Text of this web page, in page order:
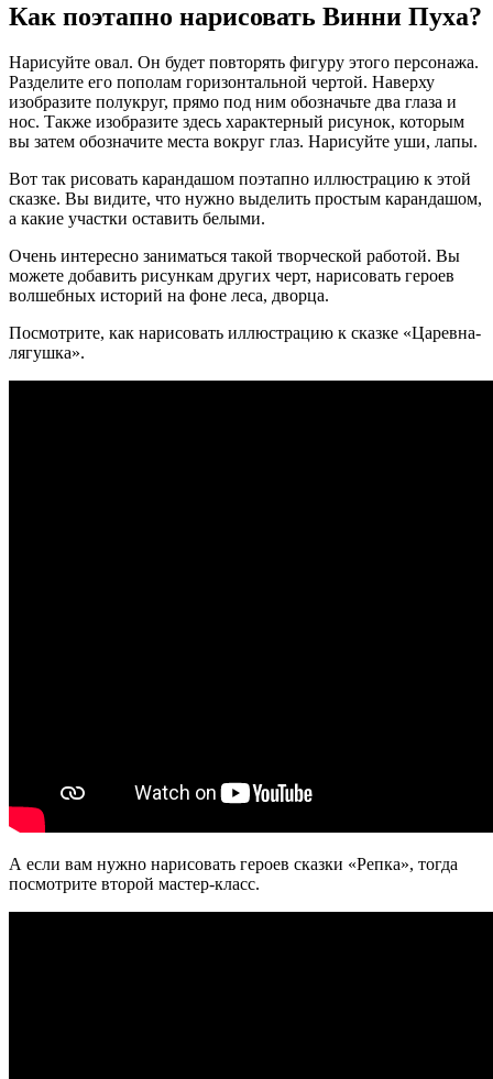
Как поэтапно нарисовать Винни Пуха?
Нарисуйте овал. Он будет повторять фигуру этого персонажа.
Разделите его пополам горизонтальной чертой. Наверху
изобразите полукруг, прямо под ним обозначьте два глаза и
нос. Также изобразите здесь характерный рисунок, которым
вы затем обозначите места вокруг глаз. Нарисуйте уши, лапы.
Вот так рисовать карандашом поэтапно иллюстрацию к этой
сказке. Вы видите, что нужно выделить простым карандашом,
а какие участки оставить белыми.
Очень интересно заниматься такой творческой работой. Вы
можете добавить рисункам других черт, нарисовать героев
волшебных историй на фоне леса, дворца.
Посмотрите, как нарисовать иллюстрацию к сказке «Царевна-
лягушка».
А если вам нужно нарисовать героев сказки «Репка», тогда
посмотрите второй мастер-класс.